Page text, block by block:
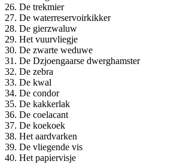
26. De trekmier
27. De waterreservoirkikker
28. De gierzwaluw
29. Het vuurvliegje
30. De zwarte weduwe
31. De Dzjoengaarse dwerghamster
32. De zebra
33. De kwal
34. De condor
35. De kakkerlak
36. De coelacant
37. De koekoek
38. Het aardvarken
39. De vliegende vis
40. Het papiervisje